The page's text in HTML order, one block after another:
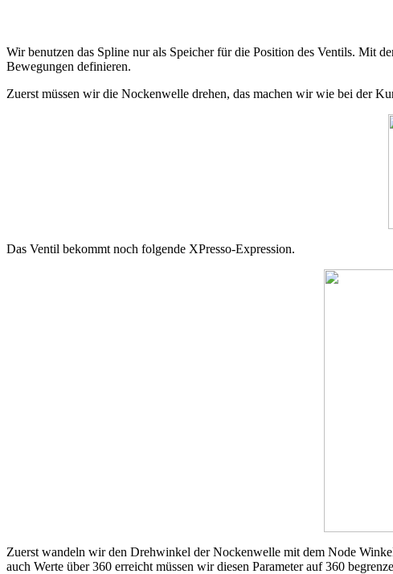
Wir benutzen das Spline nur als Speicher für die Position des Ventils. Mit
Bewegungen definieren.
Zuerst müssen wir die Nockenwelle drehen, das machen wir wie bei der
Das Ventil bekommt noch folgende XPresso-Expression.
Zuerst wandeln wir den Drehwinkel der Nockenwelle mit dem Node
auch Werte über 360 erreicht müssen wir diesen Parameter auf 360